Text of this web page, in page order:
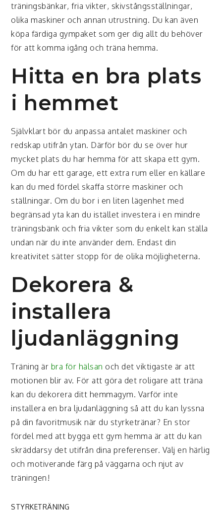
träningsbänkar, fria vikter, skivstångsställningar,
olika maskiner och annan utrustning. Du kan även
köpa färdiga gympaket som ger dig allt du behöver
för att komma igång och träna hemma.
Hitta en bra plats
i hemmet
Självklart bör du anpassa antalet maskiner och
redskap utifrån ytan. Därför bör du se över hur
mycket plats du har hemma för att skapa ett gym.
Om du har ett garage, ett extra rum eller en källare
kan du med fördel skaffa större maskiner och
ställningar. Om du bor i en liten lägenhet med
begränsad yta kan du istället investera i en mindre
träningsbänk och fria vikter som du enkelt kan ställa
undan när du inte använder dem. Endast din
kreativitet sätter stopp för de olika möjligheterna.
Dekorera &
installera
ljudanläggning
Träning är bra för hälsan och det viktigaste är att
motionen blir av. För att göra det roligare att träna
kan du dekorera ditt hemmagym. Varför inte
installera en bra ljudanläggning så att du kan lyssna
på din favoritmusik när du styrketränar? En stor
fördel med att bygga ett gym hemma är att du kan
skräddarsy det utifrån dina preferenser. Välj en härlig
och motiverande färg på väggarna och njut av
träningen!
STYRKETRÄNING